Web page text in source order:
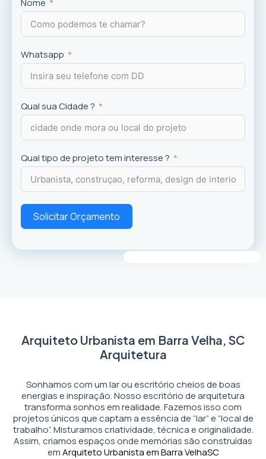
experiência dos usuários.
Nome
Whatsapp
Qual sua Cidade ?
Qual tipo de projeto tem interesse ?
Solicitar Orçamento
Arquiteto Urbanista em Barra Velha, SC
Arquitetura
Sonhamos com um lar ou escritório cheios de boas
energias e inspiração. Nosso escritório de arquitetura
transforma sonhos em realidade. Fazemos isso com
projetos únicos que captam a essência de “lar” e “local de
trabalho”. Misturamos criatividade, técnica e originalidade.
Assim, criamos espaços onde memórias são construídas
emArquiteto Urbanista em Barra VelhaSC